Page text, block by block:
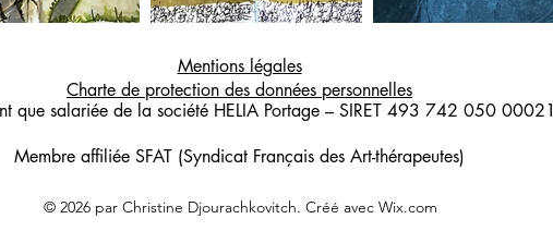
Mentions légales
Charte de protection des données personnelles
que salariée de la société HELIA Portage – SIRET 493 742 050 00021
Membre affiliée SFAT (Syndicat Français des Art-thérapeutes)
© 2026 par Christine Djourachkovitch. Créé avec Wix.com